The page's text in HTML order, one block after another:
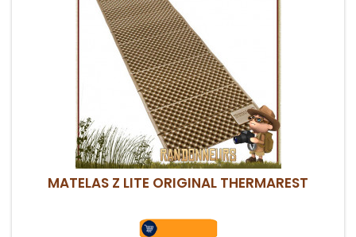
MATELAS Z LITE ORIGINAL THERMAREST